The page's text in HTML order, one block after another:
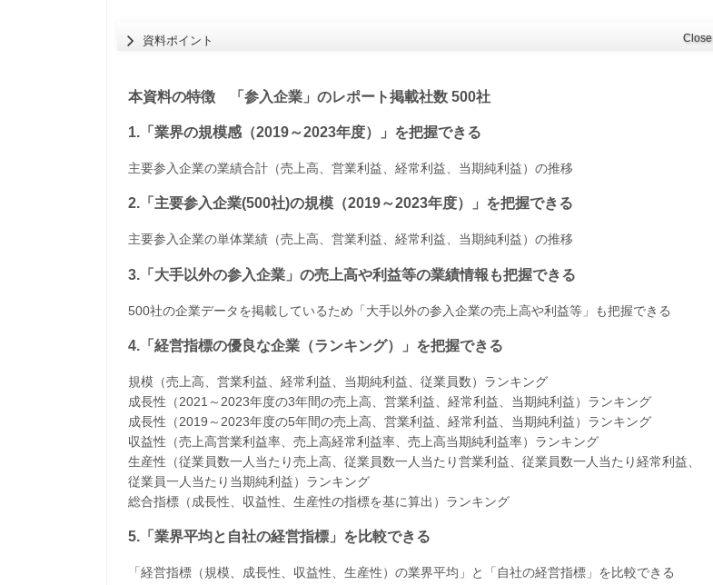
資料ポイント Close
本資料の特徴 「参入企業」のレポート掲載社数 500社
1.「業界の規模感（2019～2023年度）」を把握できる
主要参入企業の業績合計（売上高、営業利益、経常利益、当期純利益）の推移
2.「主要参入企業(500社)の規模（2019～2023年度）」を把握できる
主要参入企業の単体業績（売上高、営業利益、経常利益、当期純利益）の推移
3.「大手以外の参入企業」の売上高や利益等の業績情報も把握できる
500社の企業データを掲載しているため「大手以外の参入企業の売上高や利益等」も把握できる
4.「経営指標の優良な企業（ランキング）」を把握できる
規模（売上高、営業利益、経常利益、当期純利益、従業員数）ランキング
成長性（2021～2023年度の3年間の売上高、営業利益、経常利益、当期純利益）ランキング
成長性（2019～2023年度の5年間の売上高、営業利益、経常利益、当期純利益）ランキング
収益性（売上高営業利益率、売上高経常利益率、売上高当期純利益率）ランキング
生産性（従業員数一人当たり売上高、従業員数一人当たり営業利益、従業員数一人当たり経常利益、
従業員一人当たり当期純利益）ランキング
​総合指標（成長性、収益性、生産性の指標を基に算出）ランキング
5.「業界平均と自社の経営指標」を比較できる
「経営指標（規模、成長性、収益性、生産性）の業界平均」と「自社の経営指標」を比較できる